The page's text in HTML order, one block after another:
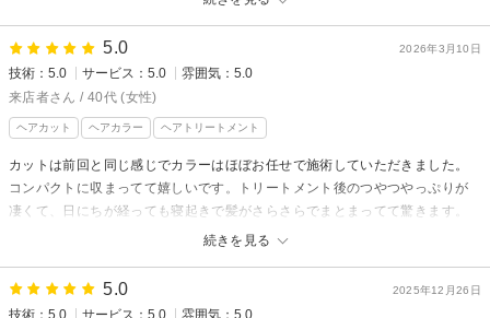
ありがとうございました！
miniからの返信
来店者 様
先日は初めてのご来店
ありがとうございました♪
数多くある美容室の中から
仕上がり、雰囲気
気に入ってくださり嬉しいです＾＾
2026年3月10日
5.0
技術：5.0 サービス：5.0
雰囲気：5.0
来店者さん / 40代 (女性)
ヘアカット ヘアカラー ヘアトリートメント
続きを見る
カットは前回と同じ感じでカラーはほぼお任せで施術していただきました。
コンパクトに収まってて嬉しいです。トリートメント後のつやつやっぷりが
凄くて、日にちが経っても寝起きで髪がさらさらでまとまってて驚きます。
髪質改善ってこういうことかという感じです。
miniからの返信
来店者様
2025年12月26日
5.0
技術：5.0 サービス：5.0
雰囲気：5.0